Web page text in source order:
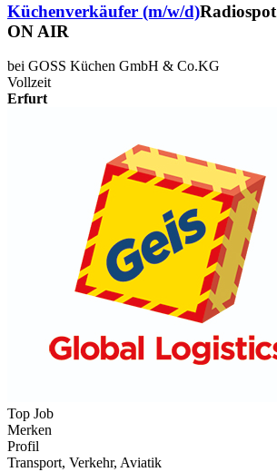
Küchenverkäufer (m/w/d)Radiospot
ON AIR
bei GOSS Küchen GmbH & Co.KG
Vollzeit
Erfurt
Top Job
Merken
Profil
Transport, Verkehr, Aviatik